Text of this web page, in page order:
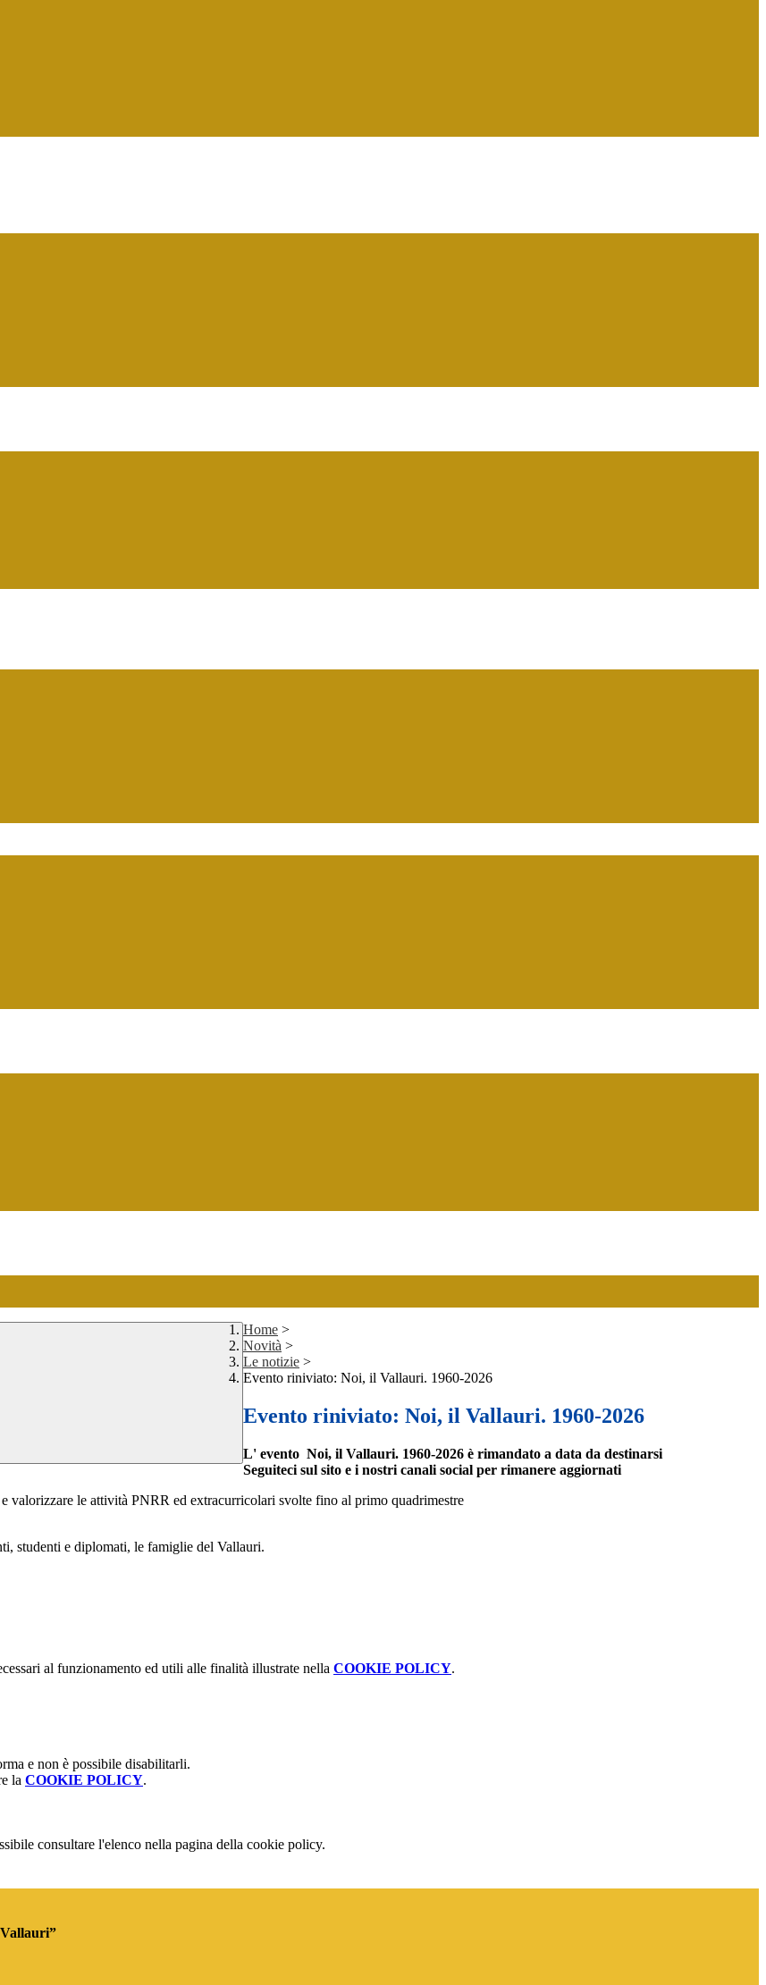
Home >
Novità >
Le notizie >
Evento riniviato: Noi, il Vallauri. 1960-2026
Evento riniviato: Noi, il Vallauri. 1960-2026
L' evento Noi, il Vallauri. 1960-2026 è rimandato a data da destinarsi
Seguiteci sul sito e i nostri canali social per rimanere aggiornati
valorizzare le attività PNRR ed extracurricolari svolte fino al primo quadrimestre
studenti e diplomati, le famiglie del Vallauri.
al funzionamento ed utili alle finalità illustrate nella COOKIE POLICY.
e non è possibile disabilitarli.
la COOKIE POLICY.
consultare l'elenco nella pagina della cookie policy.